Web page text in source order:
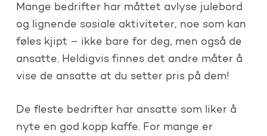
Mange bedrifter har måttet avlyse julebord
og lignende sosiale aktiviteter, noe som kan
føles kjipt – ikke bare for deg, men også de
ansatte. Heldigvis finnes det andre måter å
vise de ansatte at du setter pris på dem!
De fleste bedrifter har ansatte som liker å
nyte en god kopp kaffe. For mange er